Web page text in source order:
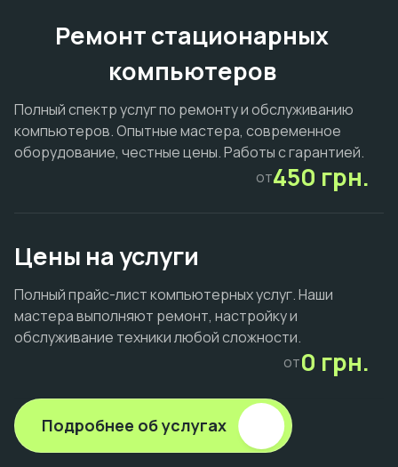
Ремонт стационарных
компьютеров
Полный спектр услуг по ремонту и обслуживанию
компьютеров. Опытные мастера, современное
оборудование, честные цены. Работы с гарантией.
от450 грн.
Цены на услуги
Полный прайс-лист компьютерных услуг. Наши
мастера выполняют ремонт, настройку и
обслуживание техники любой сложности.
от0 грн.
Подробнее об услугах